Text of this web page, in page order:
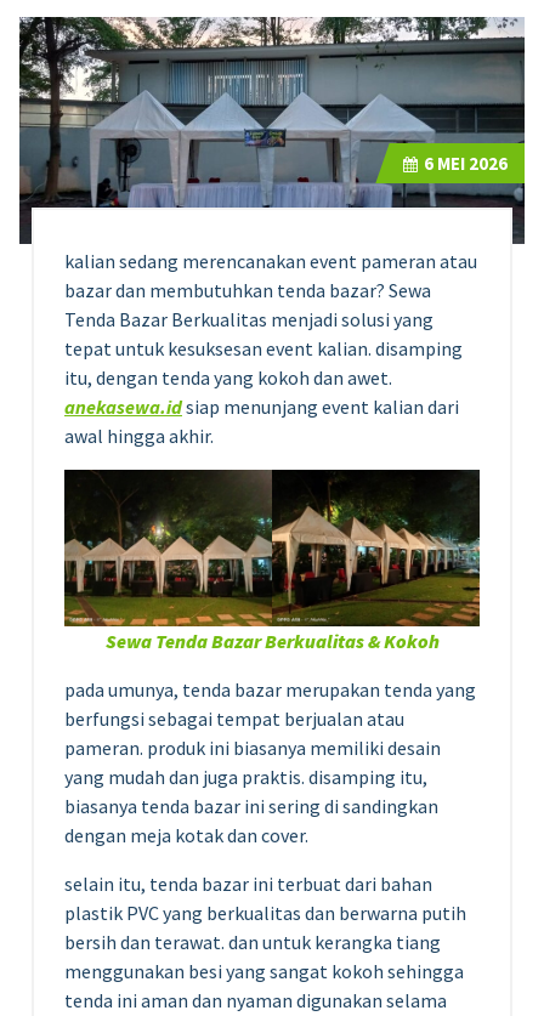
kalian sedang merencanakan event pameran atau
bazar dan membutuhkan tenda bazar? Sewa
Tenda Bazar Berkualitas menjadi solusi yang
tepat untuk kesuksesan event kalian. disamping
itu, dengan tenda yang kokoh dan awet.
anekasewa.idsiap menunjang event kalian dari
awal hingga akhir.
Sewa Tenda Bazar Berkualitas & Kokoh
pada umunya, tenda bazar merupakan tenda yang
berfungsi sebagai tempat berjualan atau
pameran. produk ini biasanya memiliki desain
yang mudah dan juga praktis. disamping itu,
biasanya tenda bazar ini sering di sandingkan
dengan meja kotak dan cover.
selain itu, tenda bazar ini terbuat dari bahan
plastik PVC yang berkualitas dan berwarna putih
bersih dan terawat. dan untuk kerangka tiang
menggunakan besi yang sangat kokoh sehingga
tenda ini aman dan nyaman digunakan selama
6 MEI 2026